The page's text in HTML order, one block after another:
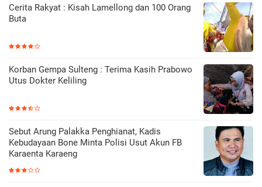
Cerita Rakyat : Kisah Lamellong dan 100 Orang
Buta
Korban Gempa Sulteng : Terima Kasih Prabowo
Utus Dokter Keliling
Sebut Arung Palakka Penghianat, Kadis
Kebudayaan Bone Minta Polisi Usut Akun FB
Karaenta Karaeng